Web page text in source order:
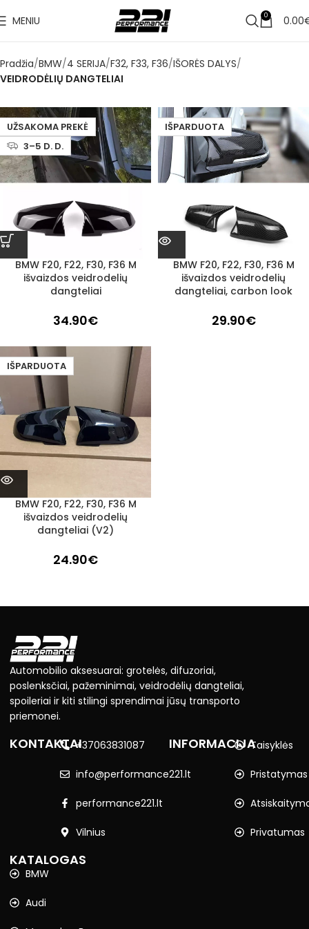
MENIU 0 0.00
Pradžia BMW 4 SERIJA F32, F33, F36 IŠORĖS DALYS
VEIDRODĖLIŲ DANGTELIAI
UŽSAKOMA PREKĖ
3–5 D. D.
BMW F20, F22, F30, F36 M
išvaizdos veidrodelių
dangteliai
34.90€
IŠPARDUOTA
BMW F20, F22, F30, F36 M
išvaizdos veidrodelių
dangteliai, carbon look
29.90€
IŠPARDUOTA
BMW F20, F22, F30, F36 M
išvaizdos veidrodelių
dangteliai (V2)
24.90€
Automobilio aksesuarai: grotelės, difuzoriai,
poslenksčiai, pažeminimai, veidrodėlių dangteliai,
spoileriai ir kiti stilingi sprendimai jūsų transporto
priemonei.
KONTAKTAI+37063831087
info@performance221.lt
performance221.lt
Vilnius
INFORMACIJATaisyklės
Pristatymas
Privatumas
KATALOGAS
BMW
Audi